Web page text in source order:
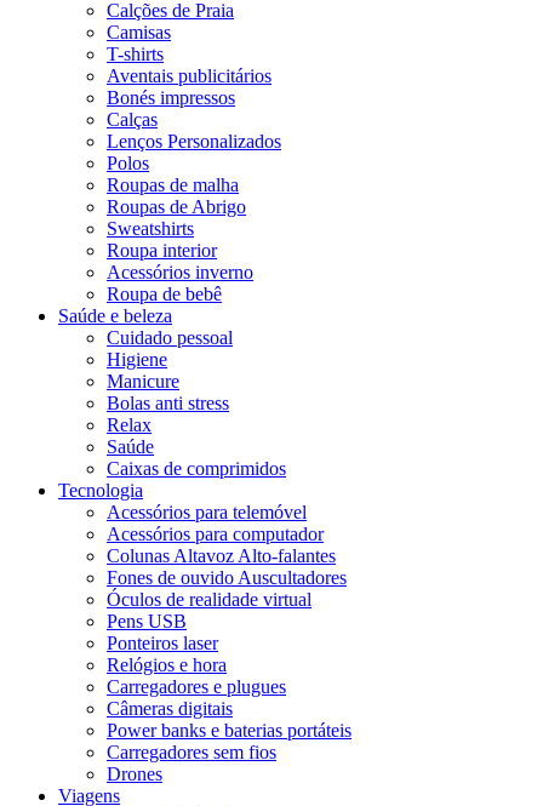
Calções de Praia
Camisas
T-shirts
Aventais publicitários
Bonés impressos
Calças
Lenços Personalizados
Polos
Roupas de malha
Roupas de Abrigo
Sweatshirts
Roupa interior
Acessórios inverno
Roupa de bebê
Saúde e beleza
Cuidado pessoal
Higiene
Manicure
Bolas anti stress
Relax
Saúde
Caixas de comprimidos
Tecnologia
Acessórios para telemóvel
Acessórios para computador
Colunas Altavoz Alto-falantes
Fones de ouvido Auscultadores
Óculos de realidade virtual
Pens USB
Ponteiros laser
Relógios e hora
Carregadores e plugues
Câmeras digitais
Power banks e baterias portáteis
Carregadores sem fios
Drones
Viagens